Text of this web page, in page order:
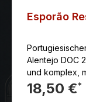
Esporão
Alentejo DOC
und komplex,
Früchten und
Abgang.
18,50 €*